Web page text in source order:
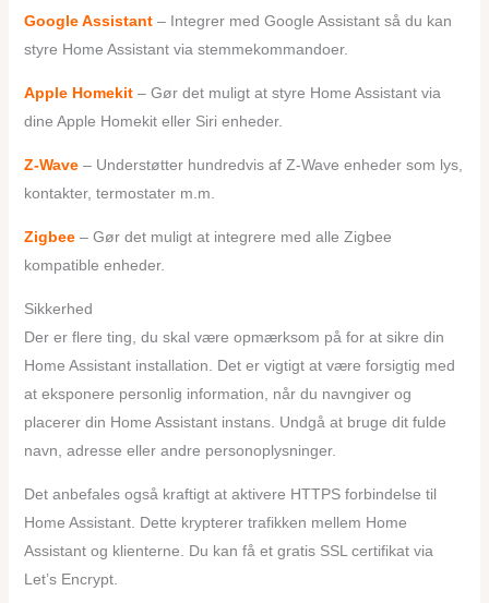
Google Assistant– Integrer med Google Assistant så du kan
styre Home Assistant via stemmekommandoer.
Apple Homekit– Gør det muligt at styre Home Assistant via
dine Apple Homekit eller Siri enheder.
Z-Wave– Understøtter hundredvis af Z-Wave enheder som lys,
kontakter, termostater m.m.
Zigbee– Gør det muligt at integrere med alle Zigbee
kompatible enheder.
Sikkerhed
Der er flere ting, du skal være opmærksom på for at sikre din
Home Assistant installation. Det er vigtigt at være forsigtig med
at eksponere personlig information, når du navngiver og
placerer din Home Assistant instans. Undgå at bruge dit fulde
navn, adresse eller andre personoplysninger.
Det anbefales også kraftigt at aktivere HTTPS forbindelse til
Home Assistant. Dette krypterer trafikken mellem Home
Assistant og klienterne. Du kan få et gratis SSL certifikat via
Let’s Encrypt.